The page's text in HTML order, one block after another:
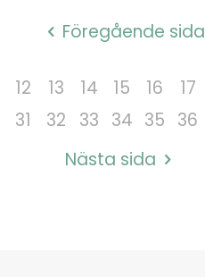
Föregående sida
12 13 14 15 16 17
31 32 33 34 35 36
Nästa sida